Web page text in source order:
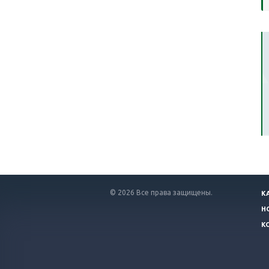
© 2026 Все права защищены.